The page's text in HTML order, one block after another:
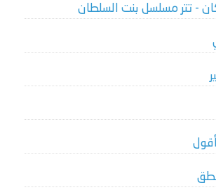
- تتر مسلسل بنت السلطان